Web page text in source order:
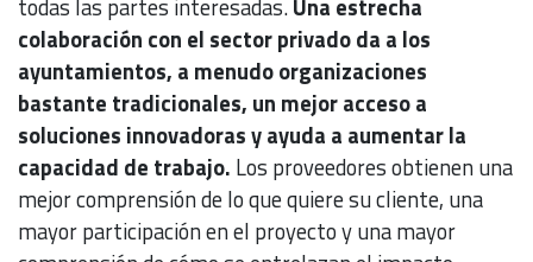
todas las partes interesadas.Una estrecha
colaboración con el sector privado da a los
ayuntamientos, a menudo organizaciones
bastante tradicionales, un mejor acceso a
soluciones innovadoras y ayuda a aumentar la
capacidad de trabajo. Los proveedores obtienen una
mejor comprensión de lo que quiere su cliente, una
mayor participación en el proyecto y una mayor